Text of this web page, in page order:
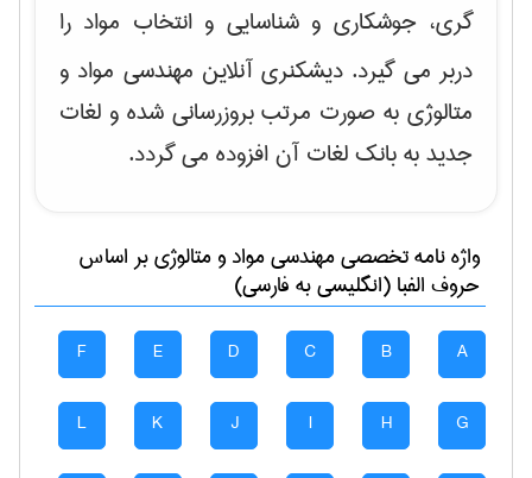
گری، جوشکاری و شناسایی و انتخاب مواد را
دربر می گیرد. دیشکنری آنلاین مهندسی مواد و
متالوژی به صورت مرتب بروزرسانی شده و لغات
جدید به بانک لغات آن افزوده می گردد.
واژه نامه تخصصیمهندسی مواد و متالوژیبر اساس
حروف الفبا (انگلیسی به فارسی)
A
B
C
D
E
F
G
H
I
J
K
L